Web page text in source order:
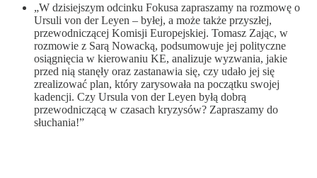
„W dzisiejszym odcinku Fokusa zapraszamy na rozmowę o
Ursuli von der Leyen – byłej, a może także przyszłej,
przewodniczącej Komisji Europejskiej. Tomasz Zając, w
rozmowie z Sarą Nowacką, podsumowuje jej polityczne
osiągnięcia w kierowaniu KE, analizuje wyzwania, jakie
przed nią stanęły oraz zastanawia się, czy udało jej się
zrealizować plan, który zarysowała na początku swojej
kadencji. Czy Ursula von der Leyen byłą dobrą
przewodniczącą w czasach kryzysów? Zapraszamy do
słuchania!”